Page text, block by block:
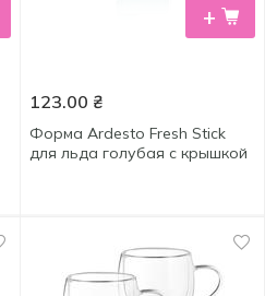
+
123.00 ₴
Форма Ardesto Fresh Stick
для льда голубая с крышкой